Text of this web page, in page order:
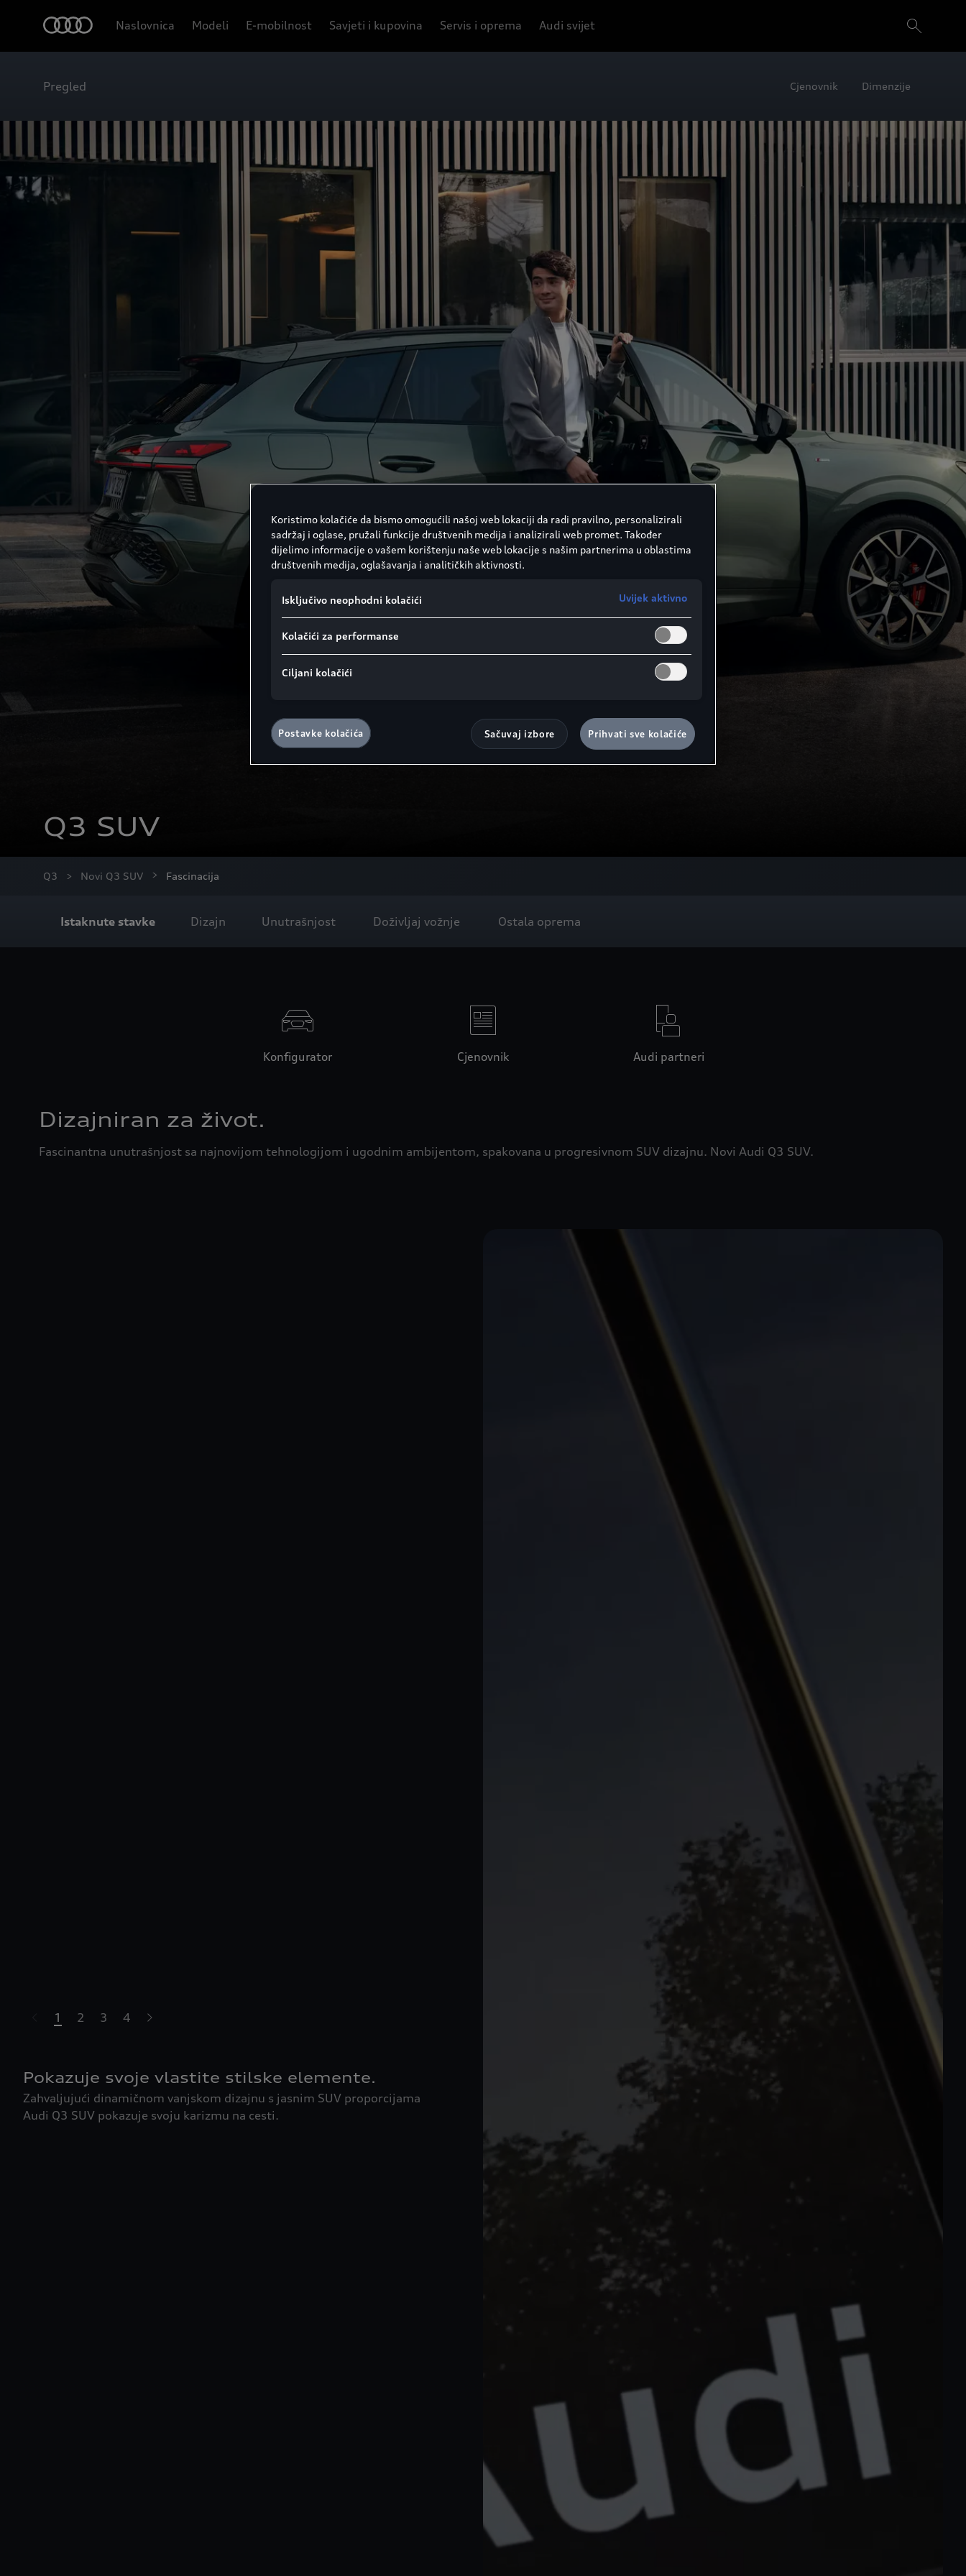
Naslovnica Modeli E-mobilnost Savjeti i kupovina Servis i oprema Audi svijet
Pregled Cjenovnik Dimenzije
Q3 SUV
Q3 Novi Q3 SUV Fascinacija
Istaknute stavke Dizajn Unutrašnjost Doživljaj vožnje Ostala oprema
Konfigurator Cjenovnik Audi partneri
Dizajniran za život.
Fascinantna unutrašnjost sa najnovijom tehnologijom i ugodnim ambijentom, spakovana u progresivnom SUV dizajnu. Novi Audi Q3 SUV.
1 2 3 4
Pokazuje svoje vlastite stilske elemente.
Zahvaljujući dinamičnom vanjskom dizajnu s jasnim SUV proporcijama
Audi Q3 SUV pokazuje svoju karizmu na cesti.
Koristimo kolačiće da bismo omogućili našoj web lokaciji da radi pravilno, personalizirali
sadržaj i oglase, pružali funkcije društvenih medija i analizirali web promet. Također
dijelimo informacije o vašem korištenju naše web lokacije s našim partnerima u oblastima
društvenih medija, oglašavanja i analitičkih aktivnosti.
Isključivo neophodni kolačići Uvijek aktivno
Kolačići za performanse
Ciljani kolačići
Postavke kolačića Sačuvaj izbore Prihvati sve kolačiće